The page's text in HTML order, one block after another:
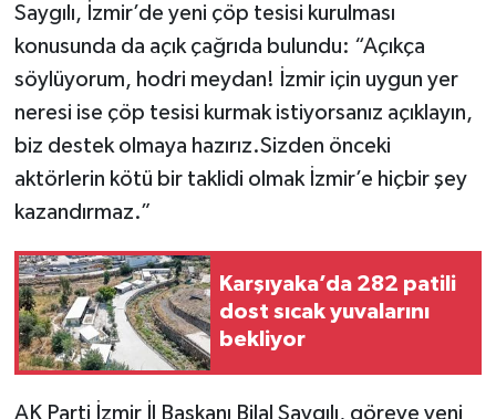
Saygılı, İzmir’de yeni çöp tesisi kurulması
konusunda da açık çağrıda bulundu: “Açıkça
söylüyorum, hodri meydan! İzmir için uygun yer
neresi ise çöp tesisi kurmak istiyorsanız açıklayın,
biz destek olmaya hazırız.Sizden önceki
aktörlerin kötü bir taklidi olmak İzmir’e hiçbir şey
kazandırmaz.”
Karşıyaka’da 282 patili
dost sıcak yuvalarını
bekliyor
AK Parti İzmir İl Başkanı Bilal Saygılı, göreve yeni